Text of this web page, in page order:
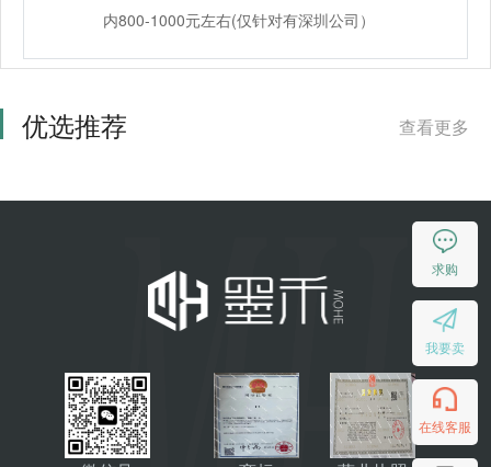
内800-1000元左右(仅针对有深圳公司）
优选推荐 查看更多
求购
我要卖
在线客服